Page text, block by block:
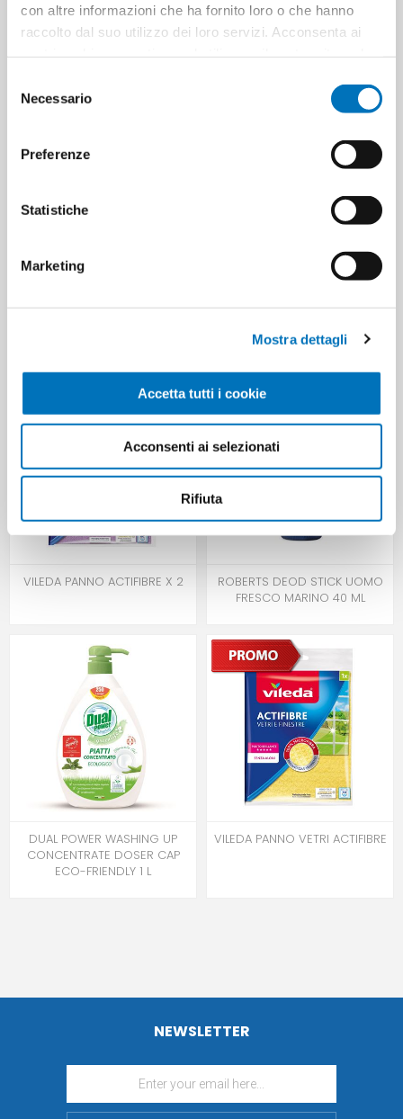
con altre informazioni che ha fornito loro o che hanno
raccolto dal suo utilizzo dei loro servizi. Acconsenta ai
delNecessario
Preferenze
Statistiche
Marketing
Mostra dettagli
Accetta tutti i cookie
Acconsenti ai selezionati
Rifiuta
Cartons for pallets 285
CUSTOMERS WHO BOUGHT
THIS ITEM ALSO BOUGHT
VILEDA PANNO ACTIFIBRE X 2
ROBERTS DEOD STICK UOMO
FRESCO MARINO 40 ML
DUAL POWER WASHING UP
CONCENTRATE DOSER CAP
ECO-FRIENDLY 1 L
VILEDA PANNO VETRI ACTIFIBRE
NEWSLETTER